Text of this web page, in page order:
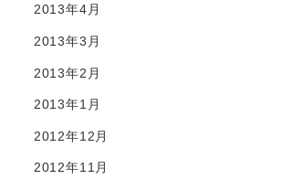
2013年4月
2013年3月
2013年2月
2013年1月
2012年12月
2012年11月